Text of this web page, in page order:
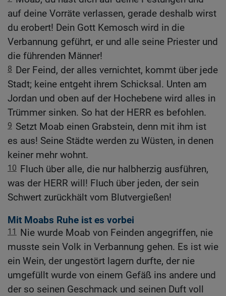
auf deine Vorräte verlassen, gerade deshalb wirst
du erobert! Dein Gott Kemosch wird in die
Verbannung geführt, er und alle seine Priester und
die führenden Männer!
8 Der Feind, der alles vernichtet, kommt über jede
Stadt; keine entgeht ihrem Schicksal. Unten am
Jordan und oben auf der Hochebene wird alles in
Trümmer sinken. So hat der HERR es befohlen.
9 Setzt Moab einen Grabstein, denn mit ihm ist
es aus! Seine Städte werden zu Wüsten, in denen
keiner mehr wohnt.
10 Fluch über alle, die nur halbherzig ausführen,
was der HERR will! Fluch über jeden, der sein
Schwert zurückhält vom Blutvergießen!
Mit Moabs Ruhe ist es vorbei
11
Nie wurde Moab von Feinden angegriffen, nie
musste sein Volk in Verbannung gehen. Es ist wie
ein Wein, der ungestört lagern durfte, der nie
umgefüllt wurde von einem Gefäß ins andere und
der so seinen Geschmack und seinen Duft voll